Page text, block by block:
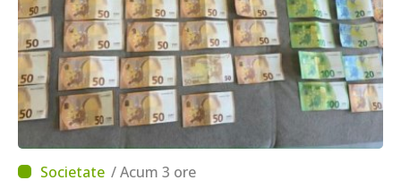
/ Acum 3 ore